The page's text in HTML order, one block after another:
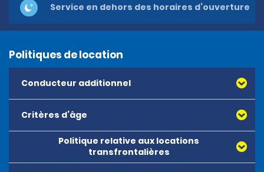
Service en dehors des horaires d’ouverture
Politiques de location
Conducteur additionnel
Critères d’âge
Politique relative aux locations
transfrontalières